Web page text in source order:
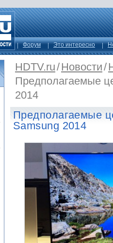
Форум Это интересно
HDTV.ru/Новости/
Предполагаемые
2014
Предполагаемые
Samsung 2014